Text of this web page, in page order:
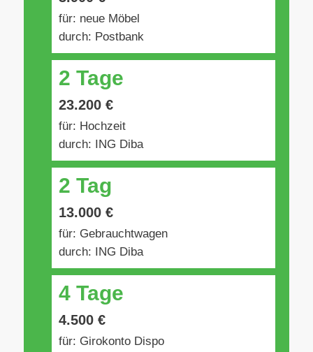
für: neue Möbel
durch: Postbank
2 Tage
23.200 €
für: Hochzeit
durch: ING Diba
2 Tag
13.000 €
für: Gebrauchtwagen
durch: ING Diba
4 Tage
4.500 €
für: Girokonto Dispo